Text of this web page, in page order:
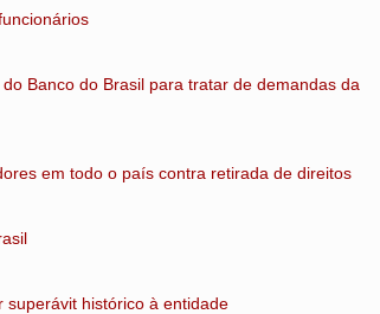
Banco do Brasil para tratar de demandas da
em todo o país contra retirada de direitos
superávit histórico à entidade